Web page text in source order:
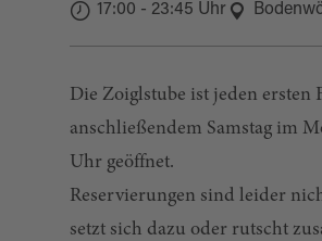
17:00 - 23:45 Uhr
Die Zoiglstube ist jeden ersten
anschließendem Samstag im
Uhr geöffnet.
Reservierungen sind leider
setzt sich dazu oder rutscht